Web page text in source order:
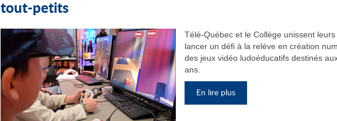
tout-petits
Télé-Québec et le Collège unissent
lancer un défi à la relève en création
des jeux vidéo ludoéducatifs destinés
ans.
En lire plus